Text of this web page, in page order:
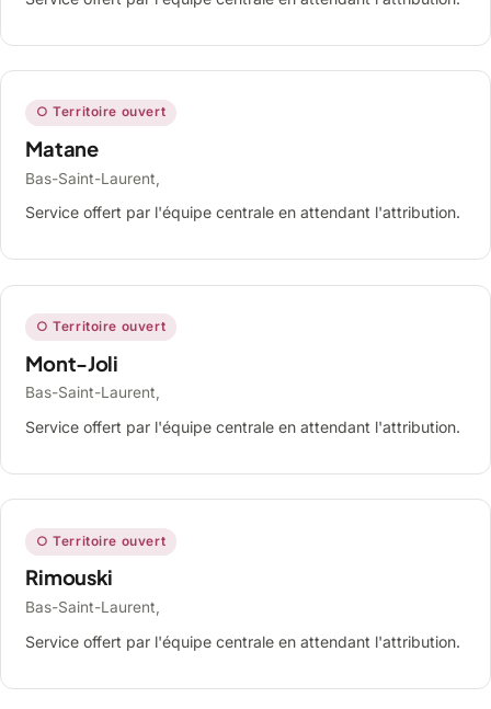
○ Territoire ouvert
Matane
Bas-Saint-Laurent,
Service offert par l'équipe centrale en attendant l'attribution.
○ Territoire ouvert
Mont-Joli
Bas-Saint-Laurent,
Service offert par l'équipe centrale en attendant l'attribution.
○ Territoire ouvert
Rimouski
Bas-Saint-Laurent,
Service offert par l'équipe centrale en attendant l'attribution.